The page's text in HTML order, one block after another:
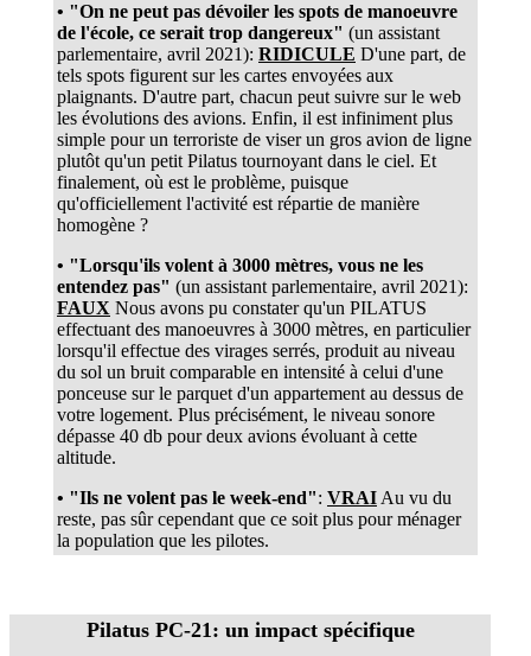
• "On ne peut pas dévoiler les spots de manoeuvre
de l'école, ce serait trop dangereux" (un assistant
parlementaire, avril 2021): RIDICULE D'une part, de
tels spots figurent sur les cartes envoyées aux
plaignants. D'autre part, chacun peut suivre sur le web
les évolutions des avions. Enfin, il est infiniment plus
simple pour un terroriste de viser un gros avion de ligne
plutôt qu'un petit Pilatus tournoyant dans le ciel. Et
finalement, où est le problème, puisque
qu'officiellement l'activité est répartie de manière
homogène ?
• "Lorsqu'ils volent à 3000 mètres, vous ne les
entendez pas" (un assistant parlementaire, avril 2021):
FAUX Nous avons pu constater qu'un PILATUS
effectuant des manoeuvres à 3000 mètres, en particulier
lorsqu'il effectue des virages serrés, produit au niveau
du sol un bruit comparable en intensité à celui d'une
ponceuse sur le parquet d'un appartement au dessus de
votre logement. Plus précisément, le niveau sonore
dépasse 40 db pour deux avions évoluant à cette
altitude.
• "Ils ne volent pas le week-end": VRAI Au vu du
reste, pas sûr cependant que ce soit plus pour ménager
la population que les pilotes.
Pilatus PC-21: un impact spécifique